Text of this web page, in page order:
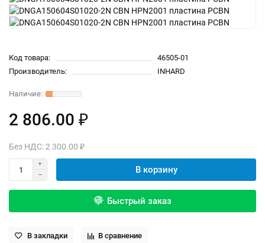
Код товара:
46505-01
Производитель:
INHARD
2 806.00 ₽
Без НДС: 2 300.00 ₽
В корзину
Быстрый заказ
В закладки В сравнение